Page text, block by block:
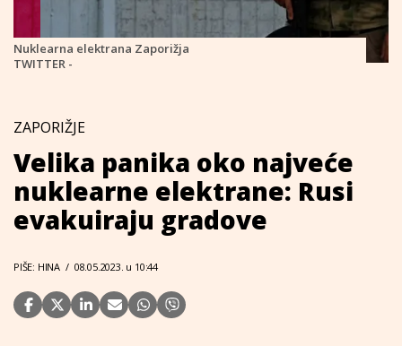
Nuklearna elektrana Zaporižja
TWITTER -
ZAPORIŽJE
Velika panika oko najveće
nuklearne elektrane: Rusi
evakuiraju gradove
PIŠE: HINA / 08.05.2023. u 10:44